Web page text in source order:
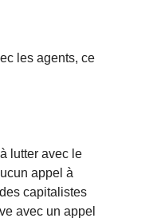
les agents, ce
lutter avec le
appel à
capitalistes
avec un appel